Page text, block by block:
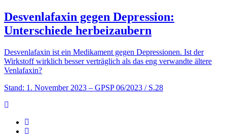
Desvenlafaxin gegen Depression:
Unterschiede herbeizaubern
Desvenlafaxin ist ein Medikament gegen Depressionen. Ist der
Wirkstoff wirklich besser verträglich als das eng verwandte ältere
Venlafaxin?
Stand: 1. November 2023 – GPSP 06/2023 / S.28